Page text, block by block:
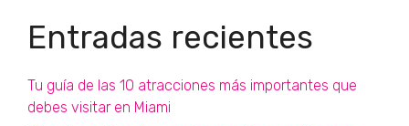
Entradas recientes
Tu guía de las 10 atracciones más importantes que
debes visitar en Miami